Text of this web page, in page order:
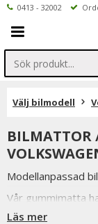
0413 - 32002
Välj bilmodell
Modellanpassad
Vår gummimatta
förhöjd kant som
Läs mer